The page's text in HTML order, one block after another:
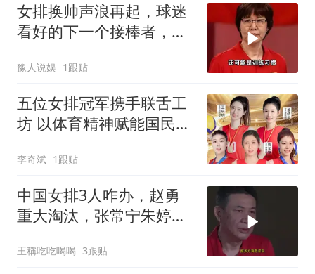
女排换帅声浪再起，球迷
看好的下一个接棒者，反
豫人说娱 1跟贴
五位女排冠军携手联舌工
坊 以体育精神赋能国民预
李奇斌 1跟贴
中国女排3人咋办，赵勇
重大淘汰，张常宁朱婷咋
王稱吃吃喝喝 3跟贴